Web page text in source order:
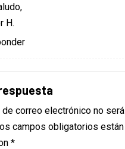
H.
de correo electrónico no será
campos obligatorios están
*